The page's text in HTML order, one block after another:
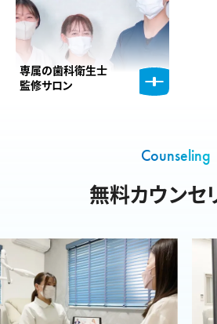
専属の歯科衛生士
監修サロン
Counseling
無料カウンセ